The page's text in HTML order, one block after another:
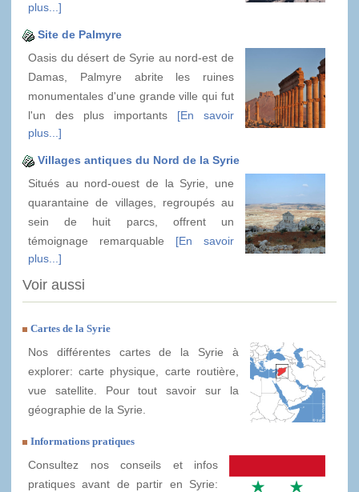
plus...]
Site de Palmyre
Oasis du désert de Syrie au nord-est de
Damas, Palmyre abrite les ruines
monumentales d'une grande ville qui fut
l'un des plus importants [En savoir
plus...]
Villages antiques du Nord de la Syrie
Situés au nord-ouest de la Syrie, une
quarantaine de villages, regroupés au
sein de huit parcs, offrent un
témoignage remarquable [En savoir
plus...]
Voir aussi
Cartes de la Syrie
Nos différentes cartes de la Syrie à
explorer: carte physique, carte routière,
vue satellite. Pour tout savoir sur la
géographie de la Syrie.
Informations pratiques
Consultez nos conseils et infos
pratiques avant de partir en Syrie: